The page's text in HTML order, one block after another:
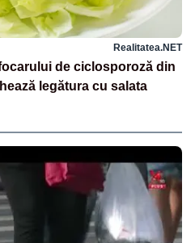
Realitatea.NET
de ciclosporoză din
legătura cu salata